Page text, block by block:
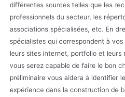
différentes sources telles que les
professionnels du secteur, les
associations spécialisées, etc. En
spécialistes qui correspondent à
leurs sites internet, portfolio et leurs
vous serez capable de faire le bon
préliminaire vous aidera à identifier
expérience dans la construction de